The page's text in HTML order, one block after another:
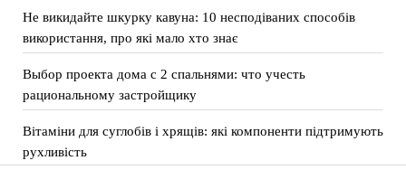
Не викидайте шкурку кавуна: 10 несподіваних способів
використання, про які мало хто знає
Выбор проекта дома с 2 спальнями: что учесть
рациональному застройщику
Вітаміни для суглобів і хрящів: які компоненти підтримують
рухливість